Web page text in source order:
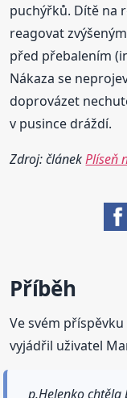
puchýřků. Dítě na
reagovat
před přebalením
Nákaza se
doprovázet
v pusince dráždí.
Zdroj: článekPlíseň
Příběh
Ve svém příspěvku
vyjádřil uživatel
p.Helenko chtěla